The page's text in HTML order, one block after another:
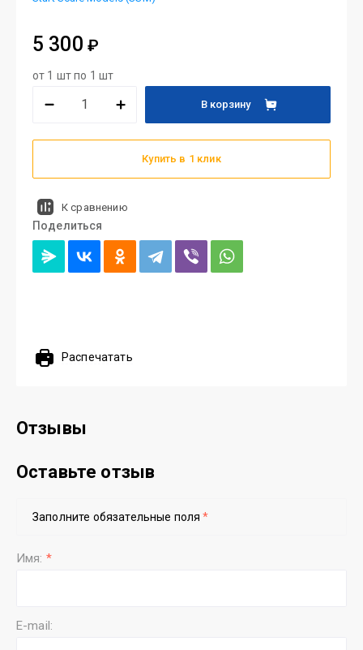
5 300 ₽
от 1 шт по 1 шт
В корзину
Купить в 1 клик
К сравнению
Поделиться
Распечатать
Отзывы
Оставьте отзыв
Заполните обязательные поля*
Имя: *
E-mail: